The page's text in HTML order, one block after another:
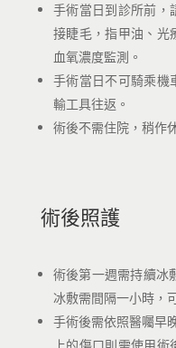
手術當日到診所前，
接睫毛，指甲油、光
血氧濃度監測。
手術當日不可騎乘機
輸工具往返。
術後不需住院，稍作
術後照護
術後第一週需持續冰
冰敷需間隔一小時，
手術後需依照醫囑早